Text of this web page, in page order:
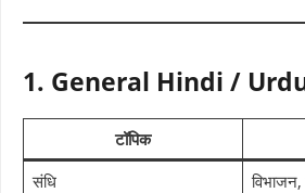
1. General Hindi /
टॉपिक
संधि
विभाजन,